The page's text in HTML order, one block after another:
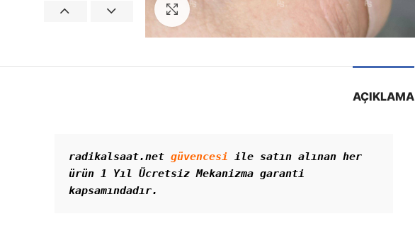
Görseli Büyütün
AÇIKLAMA
radikalsaat.net güvencesi ile satın alınan her
ürün 1 Yıl Ücretsiz Mekanizma garanti
kapsamındadır.